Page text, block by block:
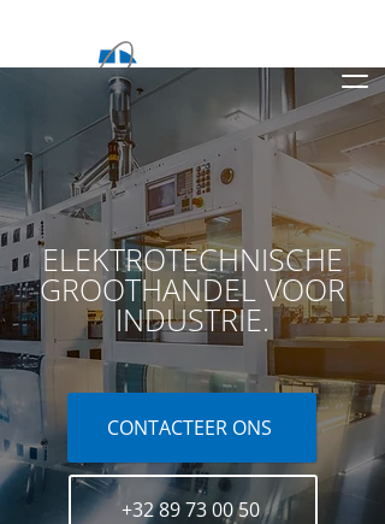
ELEKTROTECHNISCHE
GROOTHANDEL VOOR
INDUSTRIE.
CONTACTEER ONS
+32 89 73 00 50